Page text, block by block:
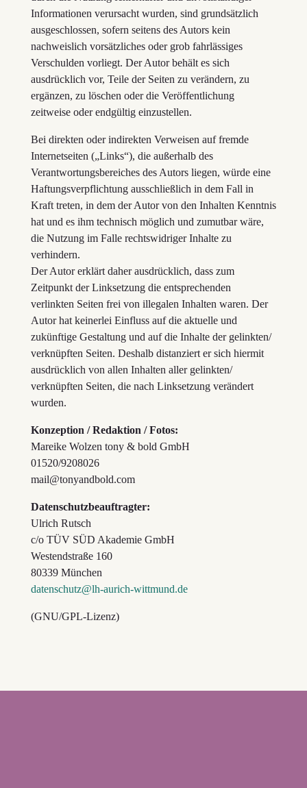
Informationen verursacht wurden, sind grundsätzlich
ausgeschlossen, sofern seitens des Autors kein
nachweislich vorsätzliches oder grob fahrlässiges
Verschulden vorliegt. Der Autor behält es sich
ausdrücklich vor, Teile der Seiten zu verändern, zu
ergänzen, zu löschen oder die Veröffentlichung
zeitweise oder endgültig einzustellen.
Bei direkten oder indirekten Verweisen auf fremde
Internetseiten („Links“), die außerhalb des
Verantwortungsbereiches des Autors liegen, würde eine
Haftungsverpflichtung ausschließlich in dem Fall in
Kraft treten, in dem der Autor von den Inhalten Kenntnis
hat und es ihm technisch möglich und zumutbar wäre,
die Nutzung im Falle rechtswidriger Inhalte zu
verhindern.
Der Autor erklärt daher ausdrücklich, dass zum
Zeitpunkt der Linksetzung die entsprechenden
verlinkten Seiten frei von illegalen Inhalten waren. Der
Autor hat keinerlei Einfluss auf die aktuelle und
zukünftige Gestaltung und auf die Inhalte der gelinkten/
verknüpften Seiten. Deshalb distanziert er sich hiermit
ausdrücklich von allen Inhalten aller gelinkten/
verknüpften Seiten, die nach Linksetzung verändert
wurden.
Konzeption / Redaktion / Fotos:
Mareike Wolzen tony & bold GmbH
01520/9208026
mail@tonyandbold.com
Datenschutzbeauftragter:
Ulrich Rutsch
c/o TÜV SÜD Akademie GmbH
Westendstraße 160
80339 München
datenschutz@lh-aurich-wittmund.de
(GNU/GPL-Lizenz)